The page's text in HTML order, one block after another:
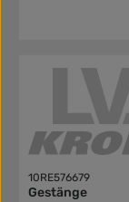
10RE576679
Gestänge